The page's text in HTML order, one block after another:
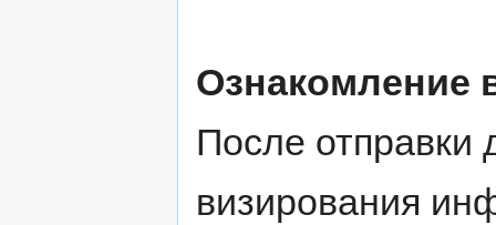
Ознакомление
После отправки
визирования